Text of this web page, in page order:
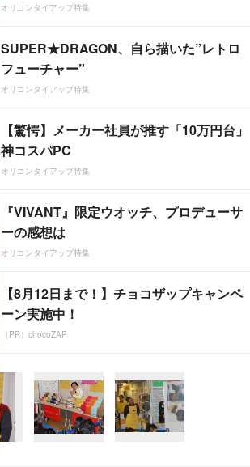
オリコンタイアップ特集
SUPER★DRAGON、自ら描いた”レトロ
フューチャー”
オリコンタイアップ特集
【驚愕】メーカー社員が推す「10万円台」
神コスパPC
オリコンタイアップ特集
『VIVANT』限定ウオッチ、プロデューサ
ーの感想は
オリコンタイアップ特集
【8月12日まで！】チョコザップキャンペ
ーン実施中！
（PR）chocoZAP